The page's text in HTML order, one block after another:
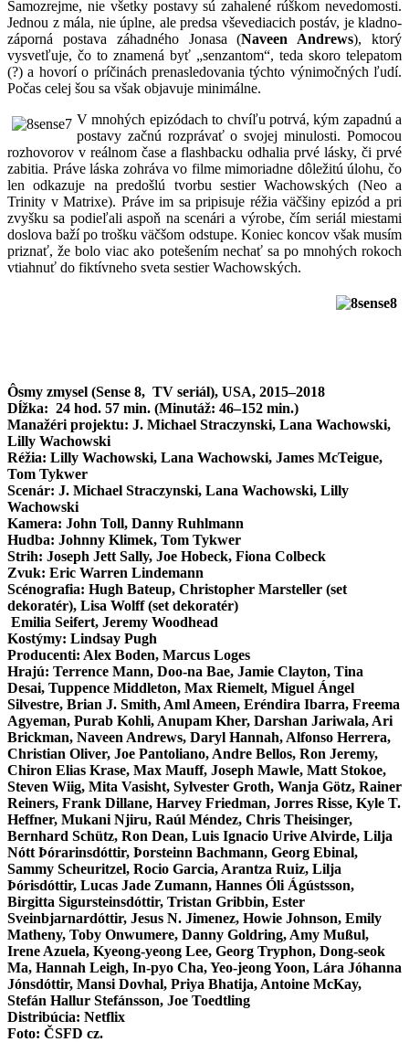
Samozrejme, nie všetky postavy sú zahalené rúškom nevedomosti.
Jednou z mála, nie úplne, ale predsa vševediacich postáv, je kladno-
záporná postava záhadného Jonasa (Naveen Andrews), ktorý
vysvetľuje, čo to znamená byť „senzantom“, teda skoro telepatom
(?) a hovorí o príčinách prenasledovania týchto výnimočných ľudí.
Počas celej šou sa však objavuje minimálne.
V mnohých epizódach to chvíľu potrvá, kým zapadnú a
postavy začnú rozprávať o svojej minulosti. Pomocou
rozhovorov v reálnom čase a flashbacku odhalia prvé lásky, či prvé
zabitia. Práve láska zohráva vo filme mimoriadne dôležitú úlohu, čo
len odkazuje na predošlú tvorbu sestier Wachowských (Neo a
Trinity v Matrixe). Práve im sa pripisuje réžia väčšiny epizód a pri
zvyšku sa podieľali aspoň na scenári a výrobe, čím seriál miestami
doslova baží po trošku väčšom odstupe. Koniec koncov však musím
priznať, že bolo viac ako potešením nechať sa po mnohých rokoch
vtiahnuť do fiktívneho sveta sestier Wachowských.
Ôsmy zmysel (Sense 8, TV seriál), USA, 2015–2018
Dĺžka: 24 hod. 57 min. (Minutáž: 46–152 min.)
Manažéri projektu: J. Michael Straczynski, Lana Wachowski,
Lilly Wachowski
Réžia: Lilly Wachowski, Lana Wachowski, James McTeigue,
Tom Tykwer
Scenár: J. Michael Straczynski, Lana Wachowski, Lilly
Wachowski
Kamera: John Toll, Danny Ruhlmann
Hudba: Johnny Klimek, Tom Tykwer
Strih: Joseph Jett Sally, Joe Hobeck, Fiona Colbeck
Zvuk: Eric Warren Lindemann
Scénografia: Hugh Bateup, Christopher Marsteller (set
dekoratér), Lisa Wolff (set dekoratér)
Emilia Seifert, Jeremy Woodhead
Kostýmy: Lindsay Pugh
Producenti: Alex Boden, Marcus Loges
Hrajú: Terrence Mann, Doo-na Bae, Jamie Clayton, Tina
Desai, Tuppence Middleton, Max Riemelt, Miguel Ángel
Silvestre, Brian J. Smith, Aml Ameen, Eréndira Ibarra, Freema
Agyeman, Purab Kohli, Anupam Kher, Darshan Jariwala, Ari
Brickman, Naveen Andrews, Daryl Hannah, Alfonso Herrera,
Christian Oliver, Joe Pantoliano, Andre Bellos, Ron Jeremy,
Chiron Elias Krase, Max Mauff, Joseph Mawle, Matt Stokoe,
Steven Wiig, Mita Vasisht, Sylvester Groth, Wanja Götz, Rainer
Reiners, Frank Dillane, Harvey Friedman, Jorres Risse, Kyle T.
Heffner, Mukani Njiru, Raúl Méndez, Chris Theisinger,
Bernhard Schütz, Ron Dean, Luis Ignacio Urive Alvirde, Lilja
Nótt Þórarinsdóttir, Þorsteinn Bachmann, Georg Ebinal,
Sammy Scheuritzel, Rocio Garcia, Arantza Ruiz, Lilja
Þórisdóttir, Lucas Jade Zumann, Hannes Óli Ágústsson,
Birgitta Sigursteinsdóttir, Tristan Gribbin, Ester
Sveinbjarnardóttir, Jesus N. Jimenez, Howie Johnson, Emily
Matheny, Toby Onwumere, Danny Goldring, Amy Mußul,
Irene Azuela, Kyeong-yeong Lee, Georg Tryphon, Dong-seok
Ma, Hannah Leigh, In-pyo Cha, Yeo-jeong Yoon, Lára Jóhanna
Jónsdóttir, Mansi Dovhal, Priya Bhatija, Antoine McKay,
Stefán Hallur Stefánsson, Joe Toedtling
Distribúcia: Netflix
Foto: ČSFD cz.